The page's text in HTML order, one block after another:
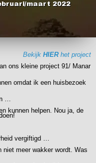
maart 2022
Bekijk HIERhet project
ons kleine project 91/ Manar
omdat ik een huisbezoek
…
kunnen helpen. Nou ja, de
vergiftigd …
niet meer wakker wordt. Was